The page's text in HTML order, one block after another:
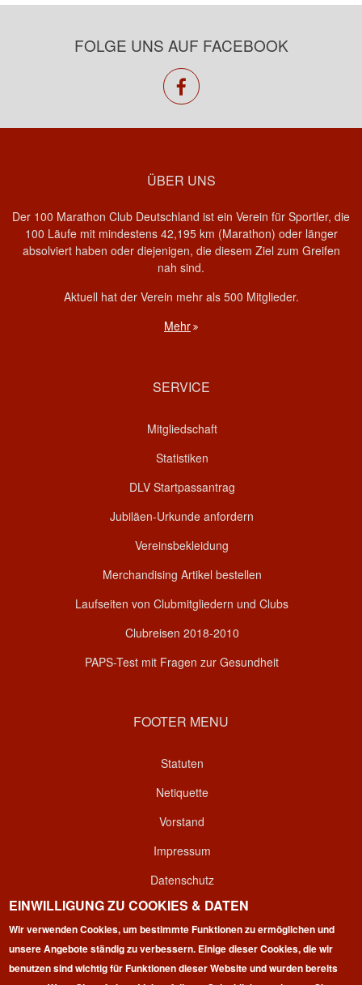
FOLGE UNS AUF FACEBOOK
facebook
ÜBER UNS
Der 100 Marathon Club Deutschland ist ein Verein für Sportler, die
100 Läufe mit mindestens 42,195 km (Marathon) oder länger
absolviert haben oder diejenigen, die diesem Ziel zum Greifen
nah sind.
Aktuell hat der Verein mehr als 500 Mitglieder.
Mehr
SERVICE
Mitgliedschaft
Statistiken
DLV Startpassantrag
Jubiläen-Urkunde anfordern
Vereinsbekleidung
Merchandising Artikel bestellen
Laufseiten von Clubmitgliedern und Clubs
Clubreisen 2018-2010
PAPS-Test mit Fragen zur Gesundheit
FOOTER MENU
Statuten
Netiquette
Vorstand
Impressum
Datenschutz
Kontakt
Login
EINWILLIGUNG ZU COOKIES & DATEN
Wir verwenden Cookies, um bestimmte Funktionen zu ermöglichen und
unsere Angebote ständig zu verbessern. Einige dieser Cookies, die wir
benutzen sind wichtig für Funktionen dieser Website und wurden bereits